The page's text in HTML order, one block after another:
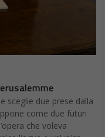
sceglie due prese dalla
come due futuri
che voleva